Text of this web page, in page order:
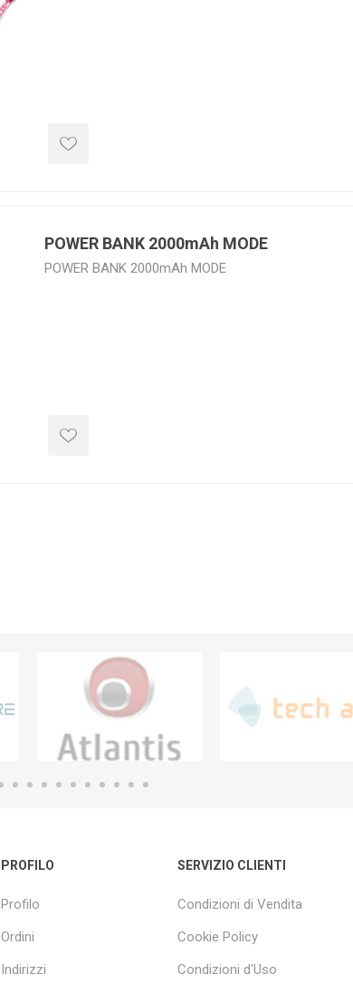
POWER BANK 2000mAh MODE
POWER BANK 2000mAh MODE
PROFILO
Profilo
Ordini
Indirizzi
SERVIZIO CLIENTI
Condizioni di Vendita
Cookie Policy
Condizioni d'Uso